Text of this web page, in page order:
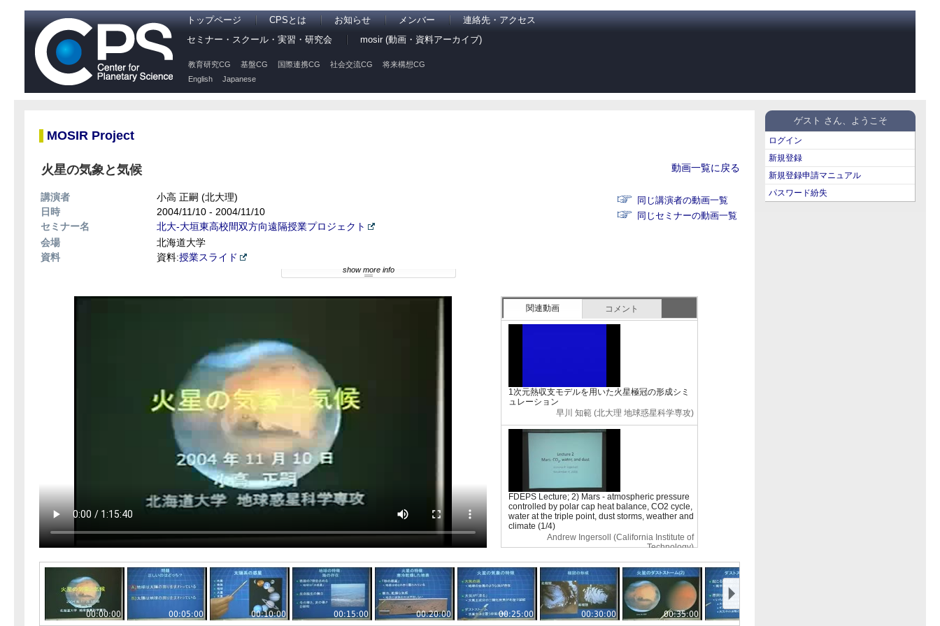
トップページ CPSとは お知らせ メンバー
連絡先・アクセス
セミナー・スクール・実習・研究会
mosir (動画・資料アーカイブ)
教育研究CG 基盤CG 国際連携CG 社会交流CG
将来構想CG
English
Japanese
ゲスト さん、ようこそ
ログイン
新規登録
新規登録申請マニュアル
パスワード紛失
MOSIR Project
動画一覧に戻る
火星の気象と気候
講演者
小高 正嗣 (北大理)
日時
2004/11/10 - 2004/11/10
セミナー名
北大-大垣東高校間双方向遠隔授業プロジェクト
同じ講演者の動画一覧
同じセミナーの動画一覧
会場
北海道大学
資料
資料:授業スライド
show more info
関連動画 コメント
1次元熱収支モデルを用いた火星極冠の形成シミ
ュレーション
早川 知範 (北大理 地球惑星科学専攻)
FDEPS Lecture; 2) Mars - atmospheric pressure
controlled by polar cap heat balance, CO2 cycle,
water at the triple point, dust storms, weather and
climate (1/4)
Andrew Ingersoll (California Institute of
Technology)
00:00:00 00:05:00 00:10:00 00:15:00 00:20:00 00:25:00 00:30:00 00:35:00